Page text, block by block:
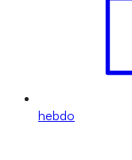
hebdo